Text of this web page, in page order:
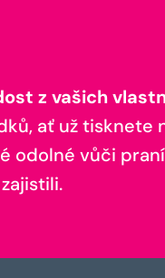
z vašich
ať už tisknete
odolné vůči